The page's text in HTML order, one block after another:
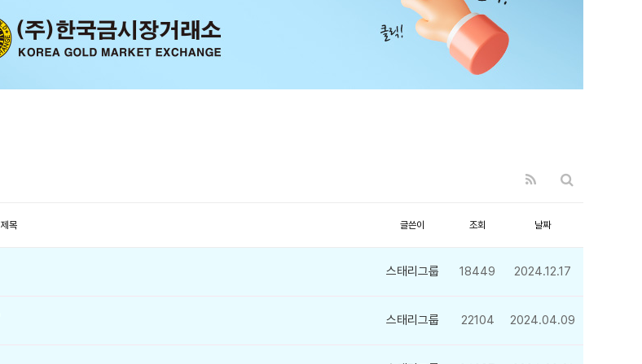
제목 글쓴이 조회 날짜
스태리그룹 18449 2024.12.17
스태리그룹 22104 2024.04.09